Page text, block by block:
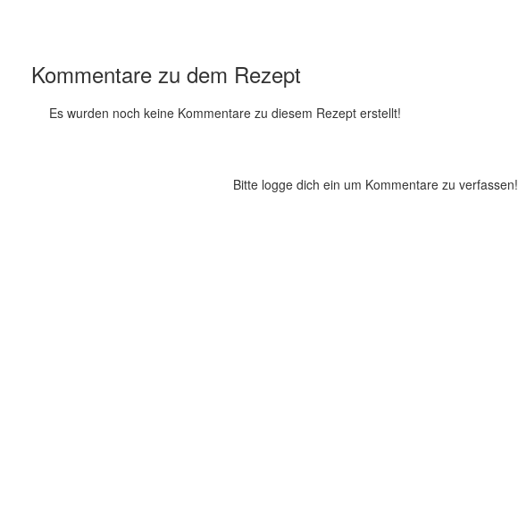
Kommentare zu dem Rezept
Es wurden noch keine Kommentare zu diesem Rezept erstellt!
Bitte logge dich ein um Kommentare zu verfassen!